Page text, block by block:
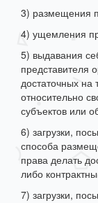
3) размещения
4) ущемления
5) выдавания
представителя
достаточных на
относительно
субъектов или
6) загрузки,
способа
права делать
либо
7) загрузки,